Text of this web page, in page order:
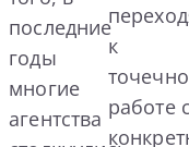
последние
годы
многие
агентства
к
работе с